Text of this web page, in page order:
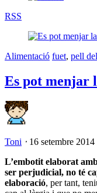
RSS
Alimentació fuet, pell
Es pot menjar
Toni ⋅ 16 setembre 2014
L’embotit elaborat
ser perjudicial, no té
elaboració, per tant,